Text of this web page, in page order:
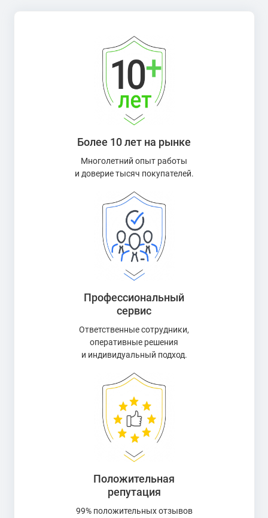
Более 10 лет на рынке
Многолетний опыт работы
и доверие тысяч покупателей.
Профессиональный
сервис
Ответственные сотрудники,
оперативные решения
и индивидуальный подход.
Положительная
репутация
99% положительных отзывов